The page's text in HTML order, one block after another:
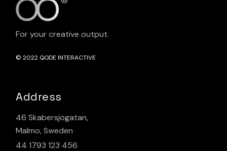
For your creative output.
© 2022 QODE INTERACTIVE
Address
46 Skabersjogatan,
Malmo, Sweden
44 1793 123 456